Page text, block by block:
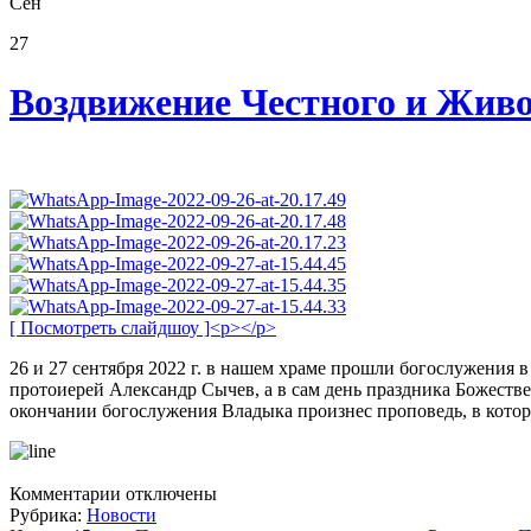
27
Воздвижение Честного и
[ Посмотреть слайдшоу ]<p></p>
26 и 27 сентября 2022 г. в нашем храме прошли
протоиерей Александр Сычев, а в сам день праздника
окончании богослужения Владыка произнес проповедь, в
Комментарии к
записи
отключены
Рубрика: Новости